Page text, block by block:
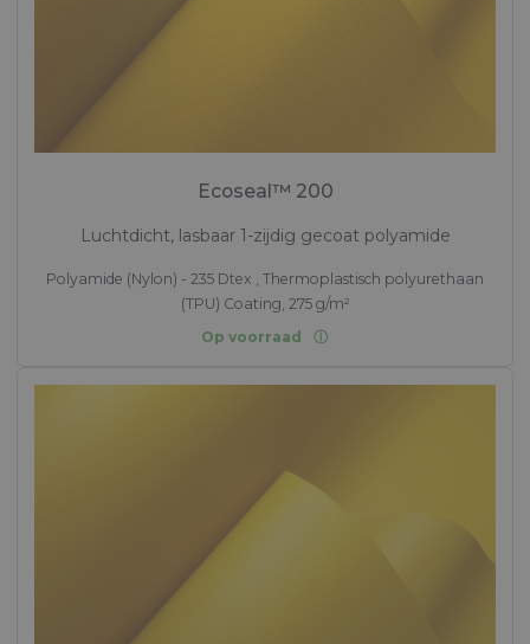
Ecoseal™ 200
Luchtdicht, lasbaar 1-zijdig gecoat polyamide
Polyamide (Nylon) - 235 Dtex , Thermoplastisch polyurethaan
(TPU) Coating, 275 g/m²
Op voorraad